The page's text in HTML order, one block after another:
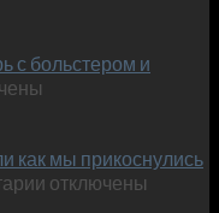
–
и
KeyOne
с больстером и
как мы прикоснулись
котключены